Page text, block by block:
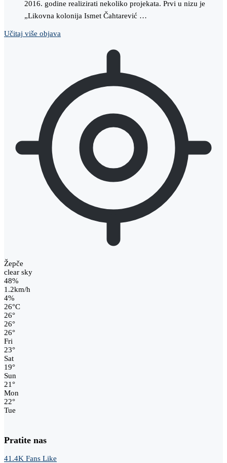
2016. godine realizirati nekoliko projekata. Prvi u nizu je
„Likovna kolonija Ismet Čahtarević …
Učitaj više objava
Žepče
clear sky
48%
1.2km/h
4%
26°C
26°
26°
26°
Fri
23°
Sat
19°
Sun
21°
Mon
22°
Tue
Pratite nas
41.4K Fans Like